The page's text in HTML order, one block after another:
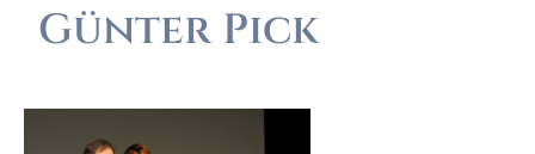
Günter Pick